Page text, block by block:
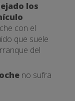
los
con el
que suele
del
no sufra